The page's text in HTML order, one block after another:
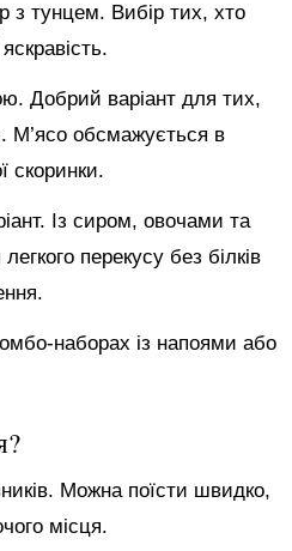
з тунцем. Вибір тих, хто
Добрий варіант для тих,
М’ясо обсмажується в
скоринки.
Із сиром, овочами та
перекусу без білків
наборах із напоями або
Можна поїсти швидко,
місця.